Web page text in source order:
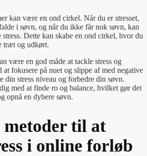
kan være en ond cirkel. Når du er stresset,
i søvn, og når du ikke får nok søvn, kan
Dette kan skabe en ond cirkel, hvor du
træt og udkørt.
være en god måde at tackle stress og
at fokusere på nuet og slippe af med negative
din stress niveau og forbedre din søvn.
med at finde ro og balance, hvilket gør det
opnå en dybere søvn.
til at
i online forløb